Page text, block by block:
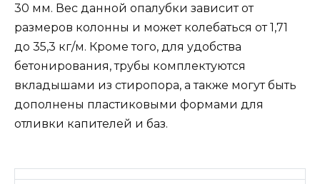
30 мм. Вес данной опалубки зависит от
размеров колонны и может колебаться от 1,71
до 35,3 кг/м. Кроме того, для удобства
бетонирования, трубы комплектуются
вкладышами из стиропора, а также могут быть
дополнены пластиковыми формами для
отливки капителей и баз.